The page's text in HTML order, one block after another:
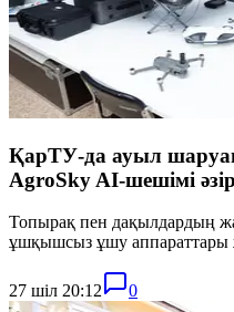
ҚарТУ-да ауыл
AgroSky AI-шешімі
Топырақ пен дақылдардың
ұшқышсыз ұшу
27 шіл 20:12 0